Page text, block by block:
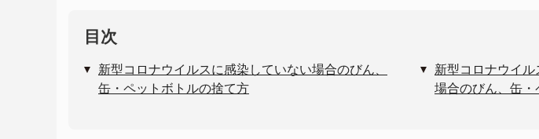
目次
新型コロナウイルスに感染していない場合のびん、
缶・ペットボトルの捨て方
新型コロナウイ
場合のびん、缶